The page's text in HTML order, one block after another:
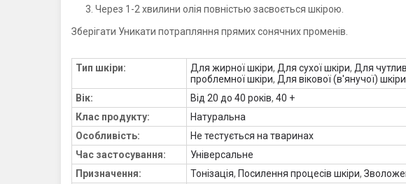
Через 1-2 хвилини олія повністью засвоється шкірою.
Зберігати Уникати потрапляння прямих сонячних променів.
Тип шкіри: Для жирної шкіри, Для сухої шкіри, Для
проблемної шкіри, Для вікової (в'янучої) шкіри
Вік:
Від 20 до 40 років, 40 +
Клас продукту:
Натуральна
Особливість:
Не тестується на тваринах
Час застосування:
Універсальне
Призначення:
Тонізація, Посилення процесів шкіри,